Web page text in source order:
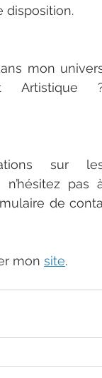
disposition.
mon
sur
pas
de
mon site.